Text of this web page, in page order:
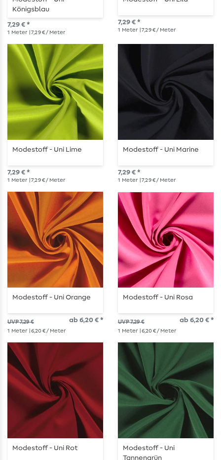
Königsblau
7,29 € *
1 Meter | 7,29 € / Meter
7,29 € *
1 Meter | 7,29 € / Meter
Modestoff - Uni Lime
7,29 € *
1 Meter | 7,29 € / Meter
Modestoff - Uni Marine
7,29 € *
1 Meter | 7,29 € / Meter
Modestoff - Uni Orange
UVP 7,29 € ab 6,20 € *
1 Meter | 6,20 € / Meter
Modestoff - Uni Rosa
UVP 7,29 € ab 6,20 € *
1 Meter | 6,20 € / Meter
Modestoff - Uni Rot
Modestoff - Uni
Tannengrün